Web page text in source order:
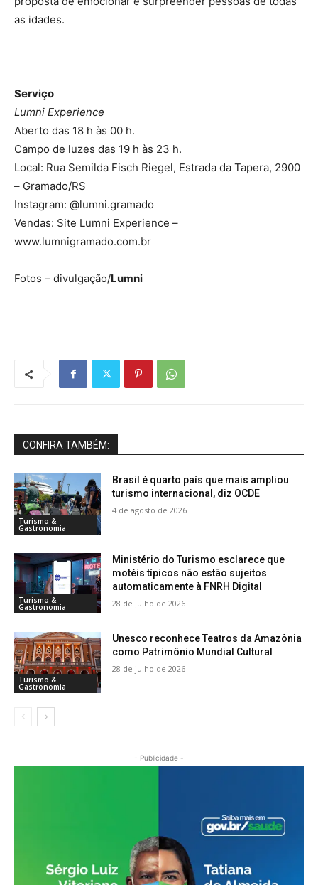
as idades.
Serviço
Lumni Experience
Aberto das 18 h às 00 h.
Campo de luzes das 19 h às 23 h.
Local: Rua Semilda Fisch Riegel, Estrada da Tapera, 2900
– Gramado/RS
Instagram: @lumni.gramado
Vendas: Site Lumni Experience –
www.lumnigramado.com.br
Fotos – divulgação/Lumni
CONFIRA TAMBÉM:
Turismo &
Gastronomia
Brasil é quarto país que mais ampliou
turismo internacional, diz OCDE
4 de agosto de 2026
Turismo &
Gastronomia
Ministério do Turismo esclarece que
motéis típicos não estão sujeitos
automaticamente à FNRH Digital
28 de julho de 2026
Turismo &
Gastronomia
Unesco reconhece Teatros da Amazônia
como Patrimônio Mundial Cultural
28 de julho de 2026
- Publicidade -